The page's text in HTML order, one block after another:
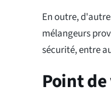
En outre,
mélangeurs
sécurité, entre
Point